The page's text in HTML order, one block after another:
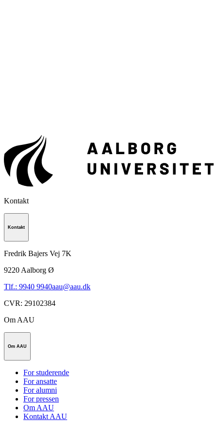
Kontakt
Kontakt
Fredrik Bajers Vej 7K
9220 Aalborg Ø
Tlf.: 9940 9940aau@aau.dk
CVR: 29102384
Om AAU
Om AAU
For studerende
For ansatte
For alumni
For pressen
Om AAU
Kontakt AAU